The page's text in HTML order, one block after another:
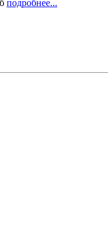
подробнее...